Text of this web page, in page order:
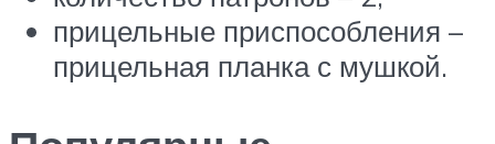
прицельные приспособления –
прицельная планка с мушкой.